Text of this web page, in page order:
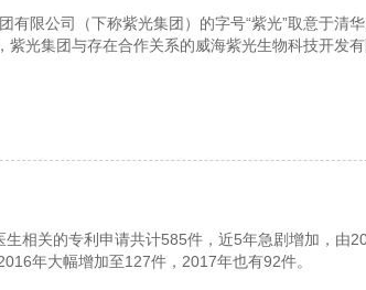
有限公司（下称紫光集团）的字号“紫光”取意于清
紫光集团与存在合作关系的威海紫光生物科技开发有
相关的专利申请共计585件，近5年急剧增加，由
年大幅增加至127件，2017年也有92件。